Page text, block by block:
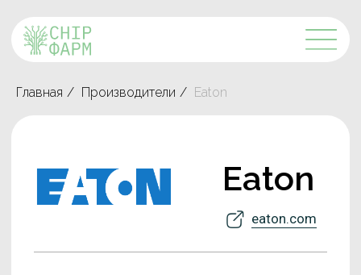
Главная / Производители / Eaton
Компания Eaton была основана в 1911 году и